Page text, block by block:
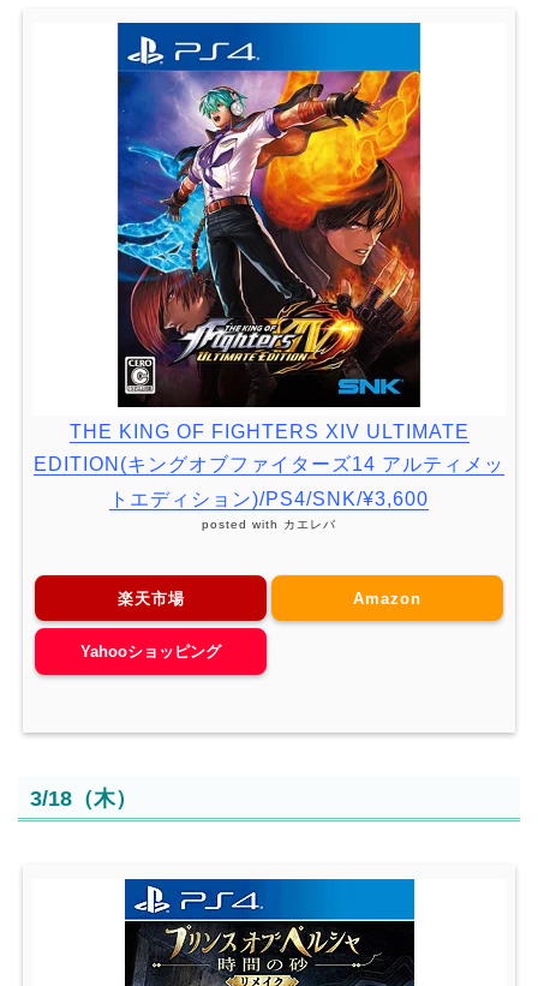
THE KING OF FIGHTERS XIV ULTIMATE
EDITION(キングオブファイターズ14 アルティメッ
トエディション)/PS4/SNK/¥3,600
posted with カエレバ
楽天市場 Amazon
Yahooショッピング
3/18（木）